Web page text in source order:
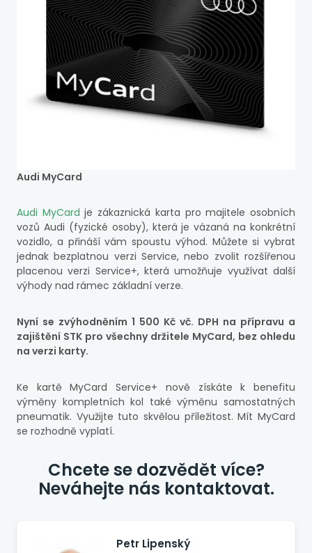
Audi MyCard
Audi MyCard je zákaznická karta pro majitele osobních
vozů Audi (fyzické osoby), která je vázaná na konkrétní
vozidlo, a přináší vám spoustu výhod. Můžete si vybrat
jednak bezplatnou verzi Service, nebo zvolit rozšířenou
placenou verzi Service+, která umožňuje využívat další
výhody nad rámec základní verze.
Nyní se zvýhodněním 1 500 Kč vč. DPH na přípravu a
zajištění STK pro všechny držitele MyCard, bez ohledu
na verzi karty.
Ke kartě MyCard Service+ nově získáte k benefitu
výměny kompletních kol také výměnu samostatných
pneumatik. Využijte tuto skvělou příležitost. Mít MyCard
se rozhodně vyplatí.
Chcete se dozvědět více?
Neváhejte nás kontaktovat.
Petr Lipenský